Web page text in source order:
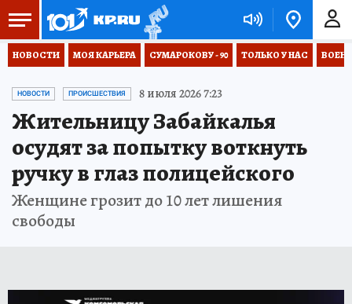
НОВОСТИ МОЯ КАРЬЕРА СУМАРОКОВУ - 90 ТОЛЬКО У НАС
НОВОСТИ ПРОИСШЕСТВИЯ 8 июля 2026 7:23
Жительницу Забайкалья
осудят за попытку воткнуть
ручку в глаз полицейского
Женщине грозит до 10 лет лишения
свободы